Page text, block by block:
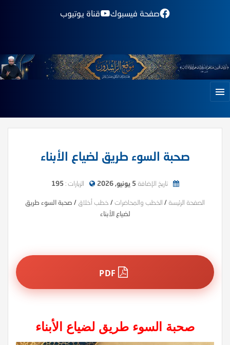
صفحة فيسبوك قناة يوتيوب
صحبة السوء طريق لضياع الأبناء
تاريخ الإضافة 5 يونيو, 2026 الزيارات : 195
الصفحة الرئيسة / الخطب والمحاضرات/ خطب أخلاق / صحبة السوء طريق
لضياع الأبناء
صحبة السوء طريق لضياع الأبناء